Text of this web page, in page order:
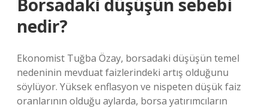
Borsadaki düşüşün sebebi
nedir?
Ekonomist Tuğba Özay, borsadaki düşüşün temel
nedeninin mevduat faizlerindeki artış olduğunu
söylüyor. Yüksek enflasyon ve nispeten düşük faiz
oranlarının olduğu aylarda, borsa yatırımcıların